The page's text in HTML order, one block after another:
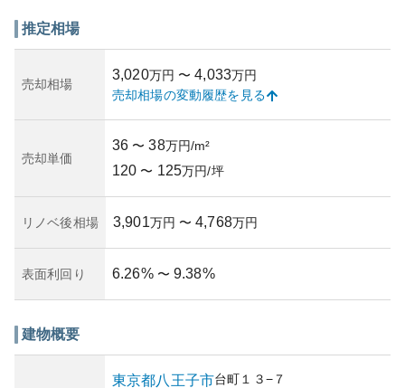
もしっかりと考慮されており、居住者に快適な住環境を提
発計画から将来的な価値が期待できます。ただし、周辺の
開発が進む市場では、競争が激しく、物件の価値が変動し
やすいリスクもあるため、不動産としての投資には注意が
ありませんので、自身のライフスタイルとリスク評価に応
じて、しっかり検討する必要があります。管理状況につい
す。
推定相場
売却相場
3,020万円 〜 4,033万円
売却相場の変動履歴を見る
売却単価
36 〜 38万円/m²
120 〜 125万円/坪
リノベ後相場 3,901万円 〜 4,768万円
表面利回り 6.26% 〜 9.38%
建物概要
東京都八王子市台町１３−７